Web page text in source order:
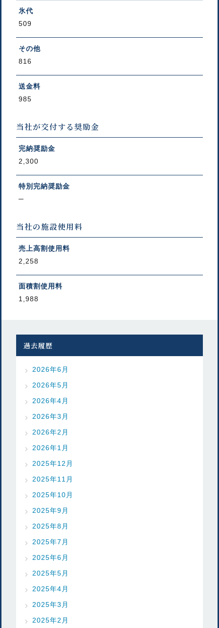
氷代
509
その他
816
送金料
985
当社が交付する奨励金
完納奨励金
2,300
特別完納奨励金
─
当社の施設使用料
売上高割使用料
2,258
面積割使用料
1,988
過去履歴
2026年6月
2026年5月
2026年4月
2026年3月
2026年2月
2026年1月
2025年12月
2025年11月
2025年10月
2025年9月
2025年8月
2025年7月
2025年6月
2025年5月
2025年4月
2025年3月
2025年2月